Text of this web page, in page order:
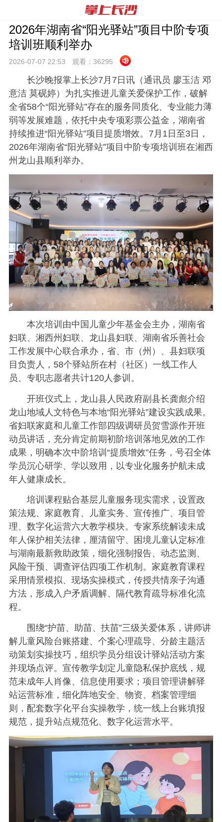
2026年湖南省“阳光驿站”项目中阶专项
培训班顺利举办
2026-07-07 22:53 观看： 36295
长沙晚报掌上长沙7月7日讯（通讯员 廖玉洁 邓
意洁 莫砚婷）为扎实推进儿童关爱保护工作，破解
全省58个“阳光驿站”存在的服务同质化、专业能力薄
弱等发展难题，依托中央专项彩票公益金，湖南省
持续推进“阳光驿站”项目提质增效。7月1日至3日，
2026年湖南省“阳光驿站”项目中阶专项培训班在湘西
州龙山县顺利举办。
本次培训由中国儿童少年基金会主办，湖南省
妇联、湘西州妇联、龙山县妇联、湖南省乐善社会
工作发展中心联合承办，省、市（州）、县妇联项
目负责人，58个驿站所在村（社区）一线工作人
员、专职志愿者共计120人参训。
开班仪式上，龙山县人民政府副县长龚彪介绍
龙山地域人文特色与本地“阳光驿站”建设实践成果。
省妇联家庭和儿童工作部四级调研员贺雪源作开班
动员讲话，充分肯定前期初阶培训落地见效的工作
成果，明确本次中阶培训“提质增效”任务，号召全体
学员沉心研学、学以致用，以专业化服务护航未成
年人健康成长。
培训课程贴合基层儿童服务现实需求，设置政
策法规、家庭教育、儿童实务、宣传推广、项目管
理、数字化运营六大教学模块。专家系统解读未成
年人保护相关法律，厘清留守、困境儿童认定标准
与湖南最新救助政策，细化强制报告、动态监测、
风险干预、调查评估四项工作机制。家庭教育课程
采用情景模拟、现场实操模式，传授共情亲子沟通
方法，形成入户矛盾调解、隔代教育疏导标准化流
程。
围绕“护苗、助苗、扶苗”三级关爱体系，讲师讲
解儿童风险台账搭建、个案心理疏导、分龄主题活
动策划实操技巧，组织学员分组设计驿站活动方案
并现场点评。宣传教学划定儿童隐私保护底线，规
范未成年人肖像、信息使用要求；项目管理讲解驿
站运营标准，细化阵地安全、物资、档案管理细
则，配套数字化平台实操教学，统一线上台账填报
规范，提升站点规范化、数字化运营水平。